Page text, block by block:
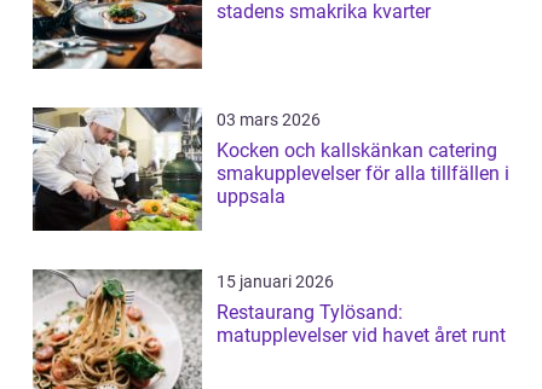
stadens smakrika kvarter
03 mars 2026
Kocken och kallskänkan catering
smakupplevelser för alla tillfällen i
uppsala
15 januari 2026
Restaurang Tylösand:
matupplevelser vid havet året runt